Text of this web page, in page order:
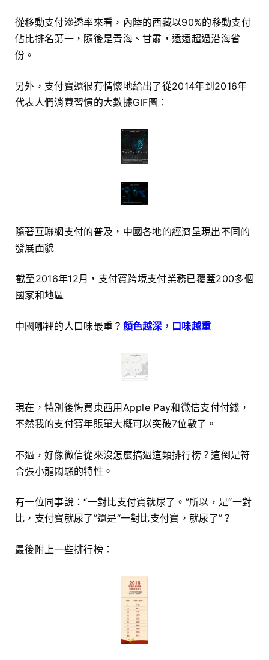
從移動支付滲透率來看，內陸的西藏以90%的移動支付
佔比排名第一，隨後是青海、甘肅，遠遠超過沿海省
份。
另外，支付寶還很有情懷地給出了從2014年到2016年
代表人們消費習慣的大數據GIF圖：
隨著互聯網支付的普及，中國各地的經濟呈現出不同的
發展面貌
截至2016年12月，支付寶跨境支付業務已覆蓋200多個
國家和地區
中國哪裡的人口味最重？ 顏色越深，口味越重
現在，特別後悔買東西用Apple Pay和微信支付付錢，
不然我的支付寶年賬單大概可以突破7位數了。
不過，好像微信從來沒怎麼搞過這類排行榜？這倒是符
合張小龍悶騷的特性。
有一位同事說：“一對比支付寶就尿了。”所以，是“一對
比，支付寶就尿了”還是“一對比支付寶，就尿了”？
最後附上一些排行榜：